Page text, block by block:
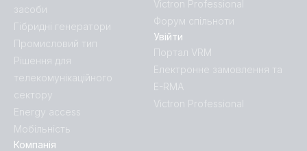
засоби
Гібридні генератори
Промисловий тип
Рішення для
телекомунікаційного
сектору
Energy access
Мобільність
Компанія
Victron Professional
Форум спільноти
Увійти
Портал VRM
Електронне замовлення та
E-RMA
Victron Professional